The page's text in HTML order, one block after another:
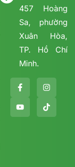
457 Hoàng
Sa, phường
Xuân Hòa,
TP. Hồ Chí
Minh.